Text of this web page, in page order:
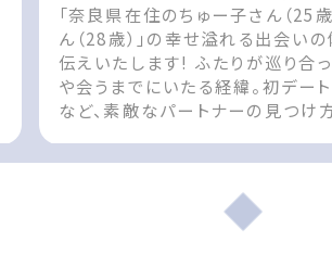
「奈良県在住のちゅー子さん（25
ん（28歳）」の幸せ溢れる出会い
伝えいたします! ふたりが巡り合
や会うまでにいたる経緯。初デー
など、素敵なパートナーの見つけ
post 出会いの体験談 奈良県 女性
いマッチングサイトPCMAX.